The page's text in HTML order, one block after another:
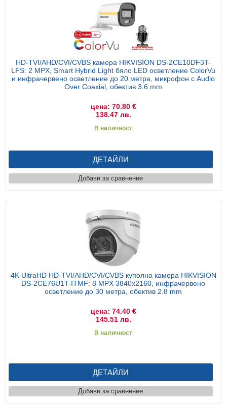
HD-TVI/AHD/CVI/CVBS камера HIKVISION DS-2CE10DF3T-
LFS: 2 MPX, Smart Hybrid Light бяло LED осветление ColorVu
и инфрачервено осветление до 20 метра, микрофон с Audio
Over Coaxial, обектив 3.6 mm
цена: 70.80 €
138.47 лв.
В наличност
ДЕТАЙЛИ
Добави за сравнение
4K UltraHD HD-TVI/AHD/CVI/CVBS куполна камера HIKVISION
DS-2CE76U1T-ITMF: 8 MPX 3840x2160, инфрачервено
осветление до 30 метра, обектив 2.8 mm
цена: 74.40 €
145.51 лв.
В наличност
ДЕТАЙЛИ
Добави за сравнение